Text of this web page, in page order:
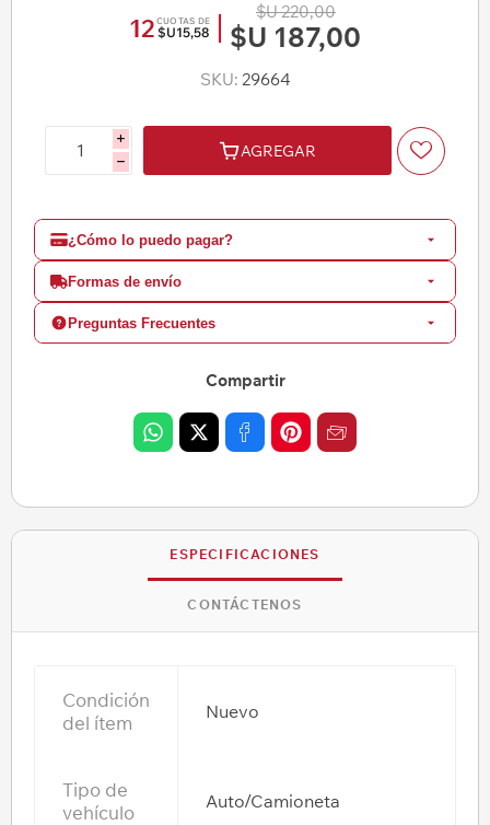
12 CUOTAS DE
$U15,58
$U 220,00
$U 187,00
SKU: 29664
i
h
AGREGAR
¿Cómo lo puedo pagar?
Formas de envío
Preguntas Frecuentes
Compartir
ESPECIFICACIONES
CONTÁCTENOS
Condición
del ítem
Nuevo
Tipo de
vehículo
Auto/Camioneta